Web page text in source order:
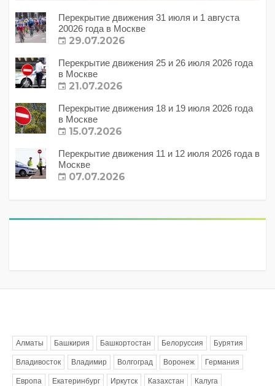
Перекрытие движения 31 июля и 1 августа
20026 года в Москве
29.07.2026
Перекрытие движения 25 и 26 июля 2026 года
в Москве
21.07.2026
Перекрытие движения 18 и 19 июля 2026 года
в Москве
15.07.2026
Перекрытие движения 11 и 12 июля 2026 года в
Москве
07.07.2026
Алматы Башкирия Башкортостан Белоруссия Бурятия
Владивосток Владимир Волгоград Воронеж Германия
Европа Екатеринбург Иркутск Казахстан Калуга